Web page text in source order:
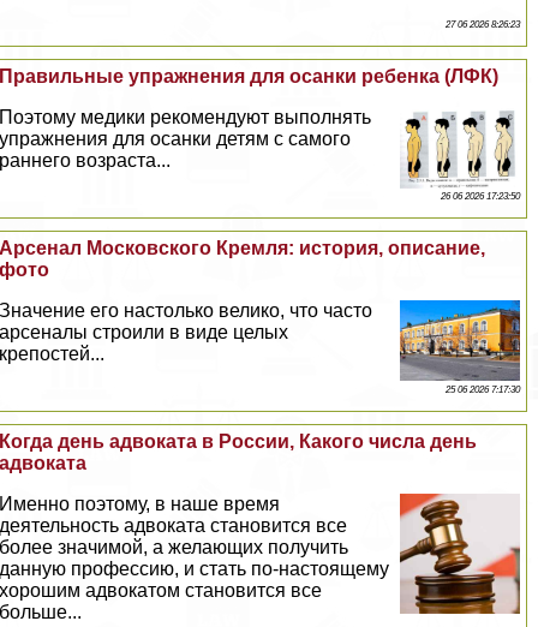
27 06 2026 8:26:23
Правильные упражнения для осанки ребенка (ЛФК)
Поэтому медики рекомендуют выполнять
упражнения для осанки детям с самого
раннего возраста...
26 06 2026 17:23:50
Арсенал Московского Кремля: история, описание,
фото
Значение его настолько велико, что часто
арсеналы строили в виде целых
крепостей...
25 06 2026 7:17:30
Когда день адвоката в России, Какого числа день
адвоката
Именно поэтому, в наше время
деятельность адвоката становится все
более значимой, а желающих получить
данную профессию, и стать по-настоящему
хорошим адвокатом становится все
больше...